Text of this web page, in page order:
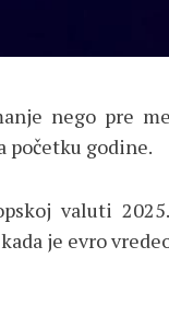
nego pre
početku godine.
valuti
je evro